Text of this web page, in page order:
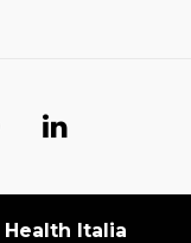
Italia